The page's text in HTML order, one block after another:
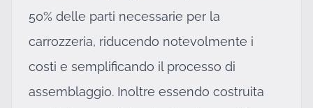
50% delle parti necessarie per la
carrozzeria, riducendo notevolmente i
costi e semplificando il processo di
assemblaggio. Inoltre essendo costruita